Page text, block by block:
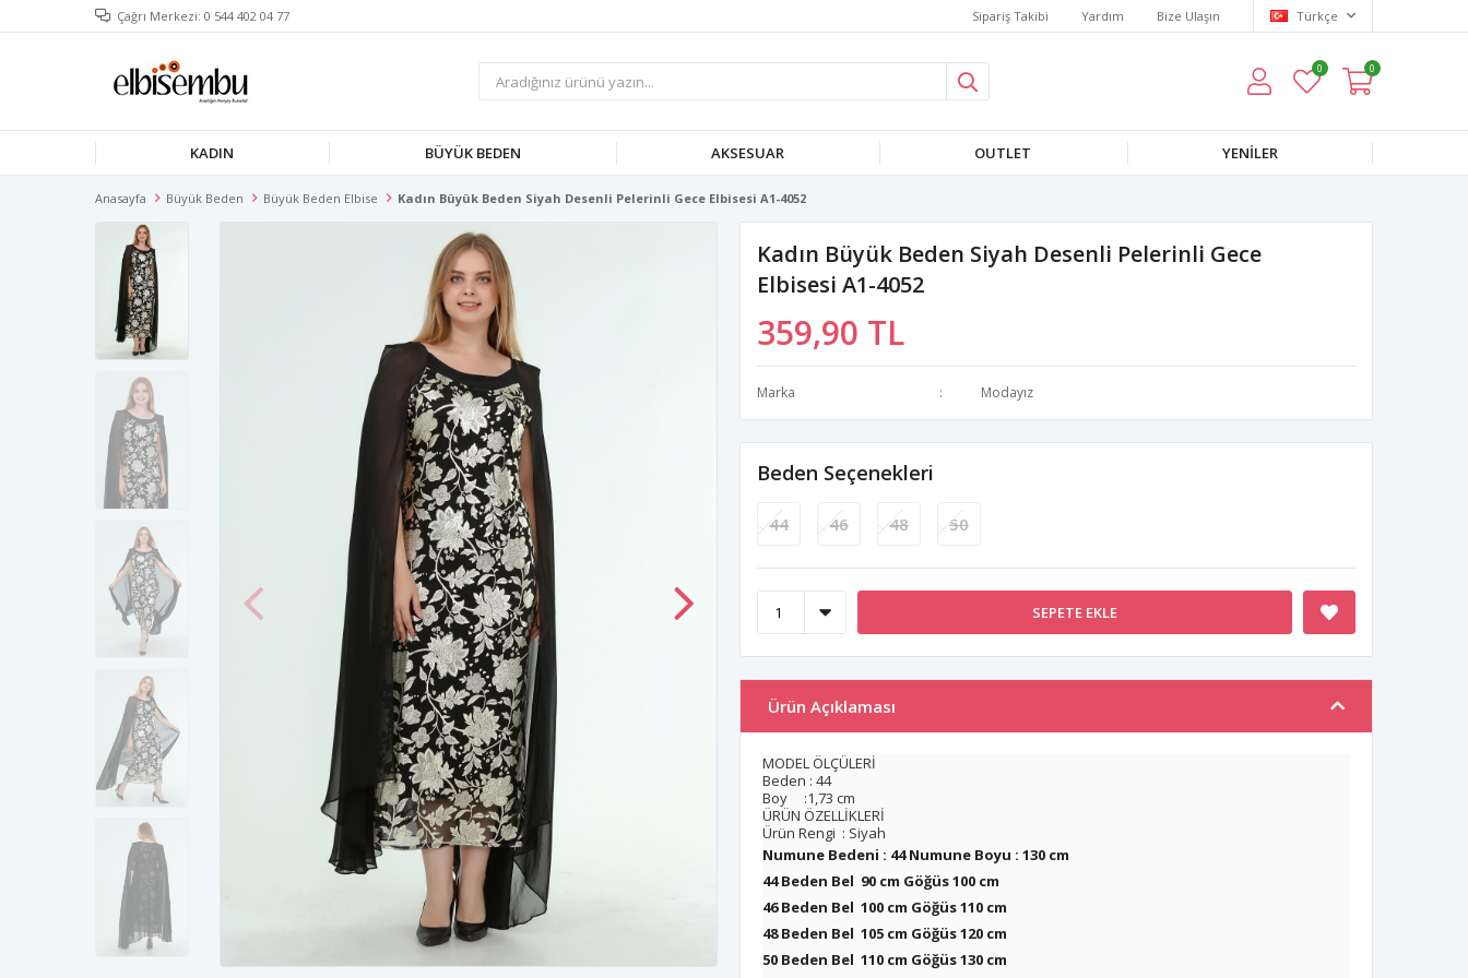
Çağrı Merkezi: 0 544 402 04 77 Sipariş Takibi Yardım Bize Ulaşın Türkçe
0 0
KADIN BÜYÜK BEDEN AKSESUAR OUTLET YENILER
Anasayfa Büyük Beden Büyük Beden Elbise Kadın Büyük Beden Siyah Desenli Pelerinli Gece Elbisesi A1-4052
Kadın Büyük Beden Siyah Desenli Pelerinli Gece
Elbisesi A1-4052
359,90 TL
Marka Modayız
Beden Seçenekleri
44 46 48 50
SEPETE EKLE
Ürün Açıklaması
MODEL ÖLÇÜLERİ
Beden : 44
Boy :1,73 cm
ÜRÜN ÖZELLİKLERİ
Ürün Rengi : Siyah
Numune Bedeni : 44 Numune Boyu : 130 cm
44 Beden Bel 90 cm Göğüs 100 cm
46 Beden Bel 100 cm Göğüs 110 cm
48 Beden Bel 105 cm Göğüs 120 cm
50 Beden Bel 110 cm Göğüs 130 cm